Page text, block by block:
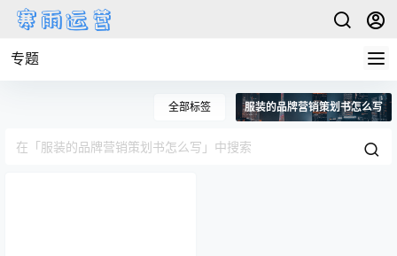
专题
全部标签 服装的品牌营销策划书怎么写